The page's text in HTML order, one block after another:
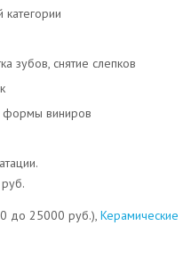
категории
зубов, снятие слепков
формы виниров
до 25000 руб.), Керамические